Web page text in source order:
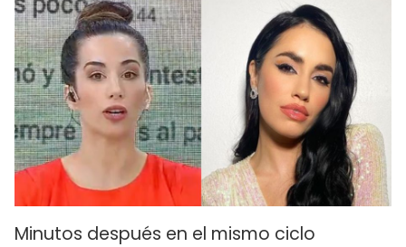
Minutos después en el mismo ciclo